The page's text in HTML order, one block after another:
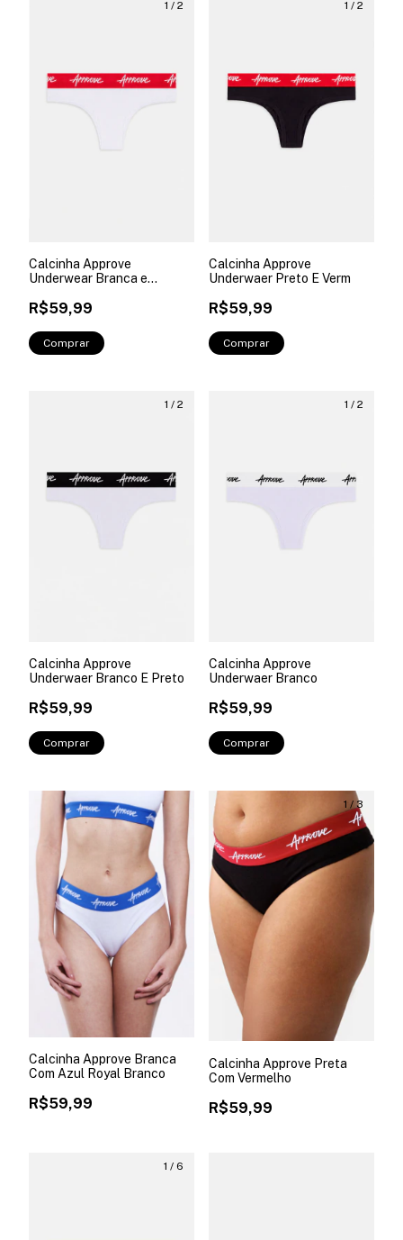
1 / 2
Calcinha Approve
Underwear Branca e
R$59,99
Comprar
1 / 2
Calcinha Approve
Underwaer Preto E Verm
R$59,99
Comprar
1 / 2
Calcinha Approve
Underwaer Branco E Preto
R$59,99
Comprar
1 / 2
Calcinha Approve
Underwaer Branco
R$59,99
Comprar
Calcinha Approve Branca
Com Azul Royal Branco
R$59,99
1 / 3
Calcinha Approve Preta
Com Vermelho
R$59,99
1 / 6